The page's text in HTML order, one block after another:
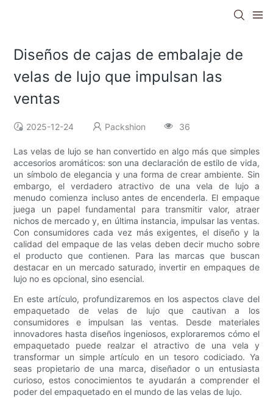
Diseños de cajas de embalaje de
velas de lujo que impulsan las
ventas
2025-12-24 Packshion 36
Las velas de lujo se han convertido en algo más que simples
accesorios aromáticos: son una declaración de estilo de vida,
un símbolo de elegancia y una forma de crear ambiente. Sin
embargo, el verdadero atractivo de una vela de lujo a
menudo comienza incluso antes de encenderla. El empaque
juega un papel fundamental para transmitir valor, atraer
nichos de mercado y, en última instancia, impulsar las ventas.
Con consumidores cada vez más exigentes, el diseño y la
calidad del empaque de las velas deben decir mucho sobre
el producto que contienen. Para las marcas que buscan
destacar en un mercado saturado, invertir en empaques de
lujo no es opcional, sino esencial.
En este artículo, profundizaremos en los aspectos clave del
empaquetado de velas de lujo que cautivan a los
consumidores e impulsan las ventas. Desde materiales
innovadores hasta diseños ingeniosos, exploraremos cómo el
empaquetado puede realzar el atractivo de una vela y
transformar un simple artículo en un tesoro codiciado. Ya
seas propietario de una marca, diseñador o un entusiasta
curioso, estos conocimientos te ayudarán a comprender el
poder del empaquetado en el mundo de las velas de lujo.